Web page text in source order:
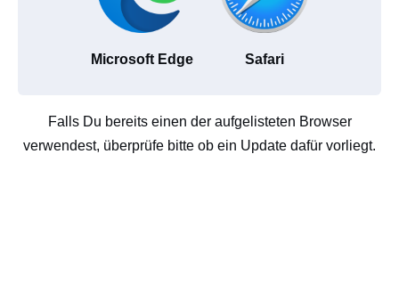
Microsoft Edge Safari
Falls Du bereits einen der aufgelisteten Browser
verwendest, überprüfe bitte ob ein Update dafür vorliegt.